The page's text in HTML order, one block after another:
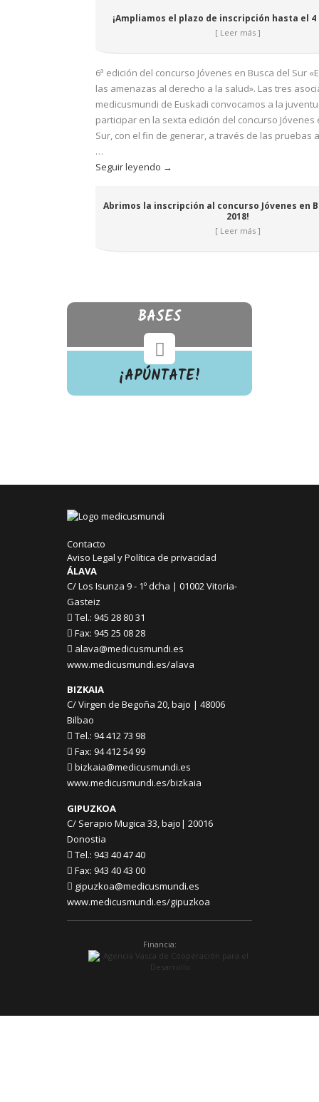
de
el
4
de
marzo!
¡Ampliamos el plazo de inscripción hasta el
[ Leer más ]
6ª edición del concurso Jóvenes en Busca del Sur
las amenazas al derecho a la salud». Las tres
medicusmundi de Euskadi convocamos a la
participar en la sexta edición del concurso Jóvenes
Sur, con el fin de generar, a través de las pruebas
…
Seguir leyendo Abrimos
Sur
2018!
→
Abrimos la inscripción al concurso Jóvenes en
2018!
[ Leer más ]
BASES
¡APÚNTATE!
Contacto
Aviso Legal y Política de privacidad
ÁLAVA
C/ Los Isunza 9 - 1º dcha | 01002 Vitoria-
Gasteiz
Tel.: 945 28 80 31
Fax: 945 25 08 28
alava@medicusmundi.es
www.medicusmundi.es/alava
BIZKAIA
C/ Virgen de Begoña 20, bajo | 48006
Bilbao
Tel.: 94 412 73 98
Fax: 94 412 54 99
bizkaia@medicusmundi.es
www.medicusmundi.es/bizkaia
GIPUZKOA
C/ Serapio Mugica 33, bajo| 20016
Donostia
Tel.: 943 40 47 40
Fax: 943 40 43 00
gipuzkoa@medicusmundi.es
www.medicusmundi.es/gipuzkoa
Financia: